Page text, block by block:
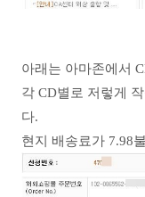
아래는 아마존에서
각 CD별로 저렇게
다.
현지 배송료가 7.98